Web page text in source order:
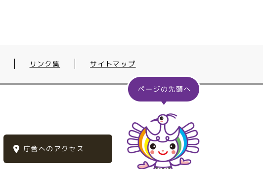
リンク集 サイトマップ
庁舎へのアクセス